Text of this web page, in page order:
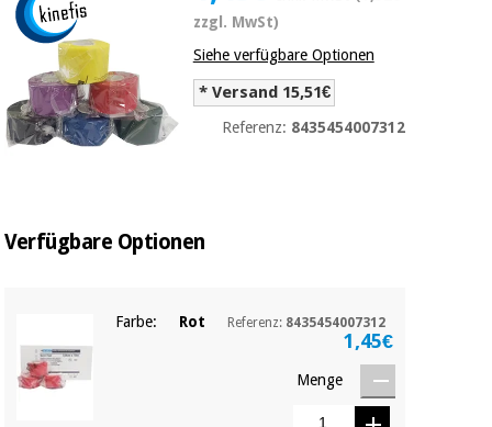
Angebote
Fisaude
Traditionelle
chinesische
medizin
Klinische
möbel
Aerobic,
Nachricht
Fisaude
Tech
Medizinische
ausrüstung
Traditionelle
chinesische
medizin
möbel
Therapeutische
zzgl. MwSt)
Siehe verfügbare Optionen
* Versand 15,51€
Referenz: 8435454007312
Verfügbare Optionen
Farbe: Rot Referenz: 8435454007312
1,45€
Menge